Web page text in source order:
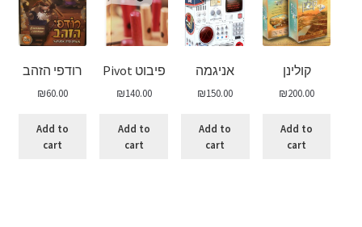
קולינן
₪200.00
Add to
cart
אניגמה
₪150.00
Add to
cart
פיבוט Pivot
₪140.00
Add to
cart
רודפי הזהב
₪60.00
Add to
cart